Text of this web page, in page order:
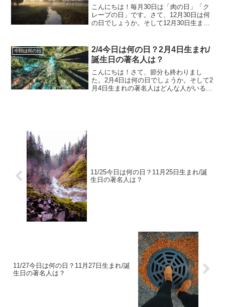
こんにちは！毎月30日は「肉の日」「ク
レープの日」です。さて、12月30日は何
の日でしょうか。そして12月30日生まれ
れ/誕生日の著名人は？12月30日は何の
日？...
今日は何の日
2/4今日は何の日？2月4日生まれ/
誕生日の著名人は？
こんにちは！さて、節分も終わりまし
た。2月4日は何の日でしょうか。そして2
月4日生まれの著名人はどんな人がいるの
11/25今日は何の日？11月25日生まれ/誕
生日の著名人は？
11/27今日は何の日？11月27日生まれ/誕
生日の著名人は？